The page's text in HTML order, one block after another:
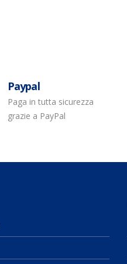
Paypal
Paga in tutta sicurezza
grazie a PayPal